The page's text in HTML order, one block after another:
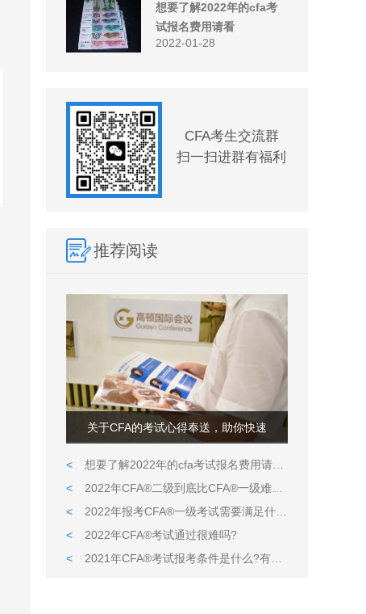
想要了解2022年的cfa考
试报名费用请看
2022-01-28
CFA考生交流群
扫一扫进群有福利
推荐阅读
关于CFA的考试心得奉送，助你快速
<
想要了解2022年的cfa考试报名费用请看这里
<
2022年CFA®二级到底比CFA®一级难在哪儿?
<
2022年报考CFA®一级考试需要满足什么条件?
<
2022年CFA®考试通过很难吗?
<
2021年CFA®考试报考条件是什么?有什么限定吗?